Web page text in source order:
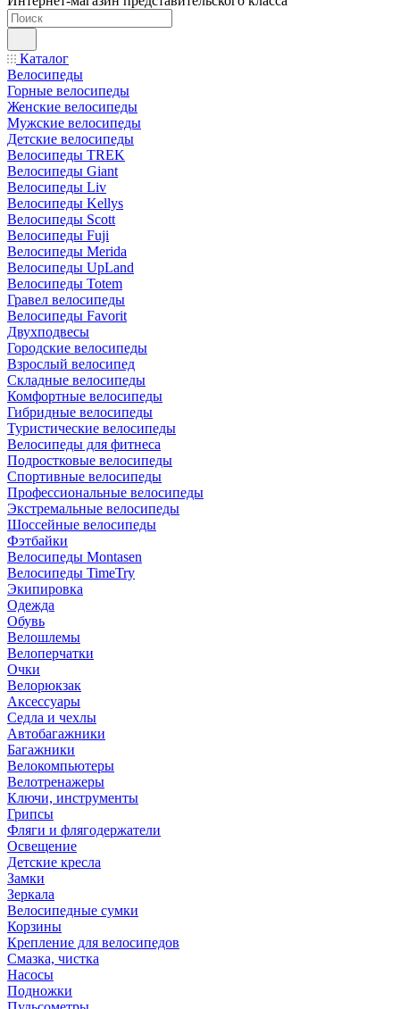
Каталог
Велосипеды
Горные велосипеды
Женские велосипеды
Мужские велосипеды
Детские велосипеды
Велосипеды TREK
Велосипеды Giant
Велосипеды Liv
Велосипеды Kellys
Велосипеды Scott
Велосипеды Fuji
Велосипеды Merida
Велосипеды UpLand
Велосипеды Totem
Гравел велосипеды
Велосипеды Favorit
Двухподвесы
Городские велосипеды
Взрослый велосипед
Складные велосипеды
Комфортные велосипеды
Гибридные велосипеды
Туристические велосипеды
Велосипеды для фитнеса
Подростковые велосипеды
Спортивные велосипеды
Профессиональные велосипеды
Экстремальные велосипеды
Шоссейные велосипеды
Фэтбайки
Велосипеды Montasen
Велосипеды TimeTry
Экипировка
Одежда
Обувь
Велошлемы
Велоперчатки
Очки
Велорюкзак
Аксессуары
Седла и чехлы
Автобагажники
Багажники
Велокомпьютеры
Велотренажеры
Ключи, инструменты
Грипсы
Фляги и флягодержатели
Освещение
Детские кресла
Замки
Зеркала
Велосипедные сумки
Корзины
Крепление для велосипедов
Смазка, чистка
Насосы
Подножки